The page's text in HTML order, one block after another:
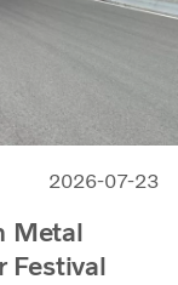
2026-07-23
Metal
Festival